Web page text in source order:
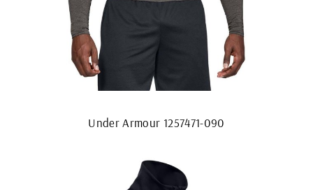
Under Armour 1257471-090